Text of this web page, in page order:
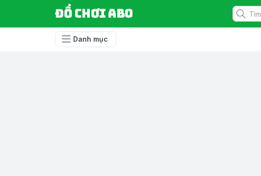
Đồ chơi ABO
Danh mục